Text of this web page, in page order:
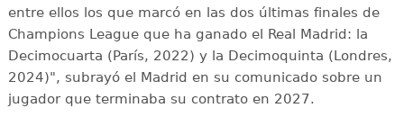
entre ellos los que marcó en las dos últimas finales de
Champions League que ha ganado el Real Madrid: la
Decimocuarta (París, 2022) y la Decimoquinta (Londres,
2024)", subrayó el Madrid en su comunicado sobre un
jugador que terminaba su contrato en 2027.